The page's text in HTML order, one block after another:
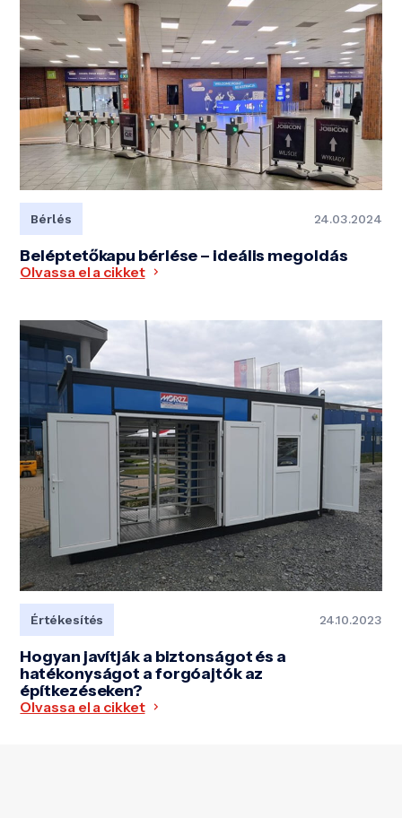
Bérlés 24.03.2024
Beléptetőkapu bérlése – ideális megoldás
Olvassa el a cikket
Értékesítés 24.10.2023
Hogyan javítják a biztonságot és a
hatékonyságot a forgóajtók az
építkezéseken?
Olvassa el a cikket